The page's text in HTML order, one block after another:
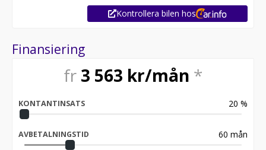
Kontrollera bilen hos
Finansiering
fr 3 563 kr/mån *
KONTANTINSATS 20 %
AVBETALNINGSTID 60 mån